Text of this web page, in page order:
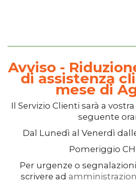
Avviso -
di assistenza
mese di
Il Servizio Clienti sarà a
seguente
Dal Lunedì al Venerdì
Pomeriggio
Per urgenze o
scrivere ad